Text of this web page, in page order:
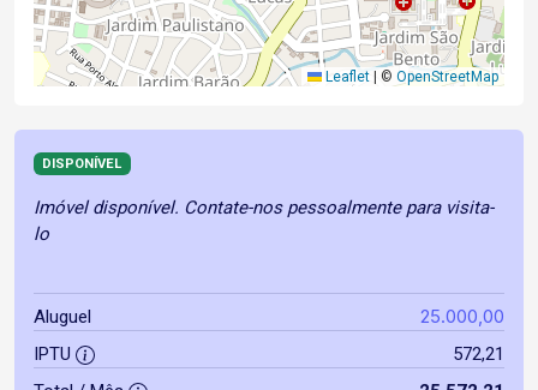
Leaflet © OpenStreetMap
DISPONÍVEL
Imóvel disponível. Contate-nos pessoalmente para visita-
lo
Aluguel 25.000,00
IPTU
572,21